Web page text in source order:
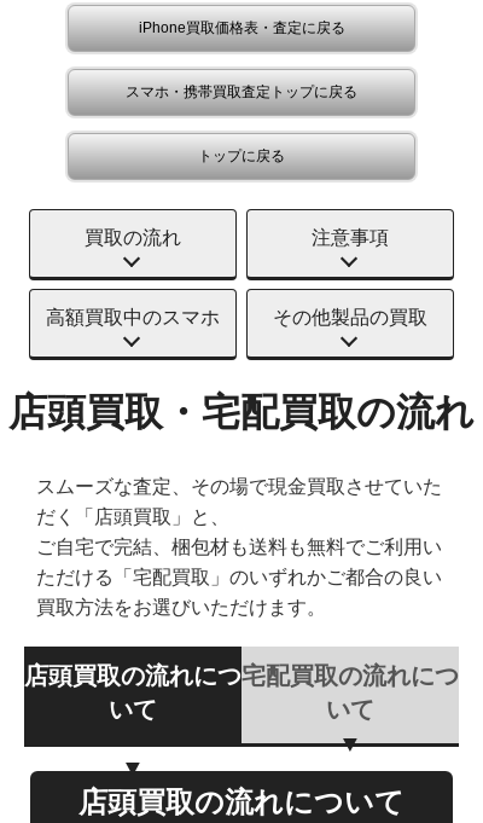
iPhone買取価格表・査定に戻る
スマホ・携帯買取査定トップに戻る
トップに戻る
買取の流れ 注意事項
高額買取中のスマホ その他製品の買取
店頭買取・宅配買取の流れ
スムーズな査定、その場で現金買取させていた
だく「店頭買取」と、
ご自宅で完結、梱包材も送料も無料でご利用い
ただける「宅配買取」のいずれかご都合の良い
買取方法をお選びいただけます。
店頭買取の流れにつ
いて
宅配買取の流れにつ
いて
店頭買取の流れについて